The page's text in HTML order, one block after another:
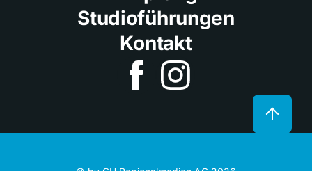
Studioführungen
Kontakt